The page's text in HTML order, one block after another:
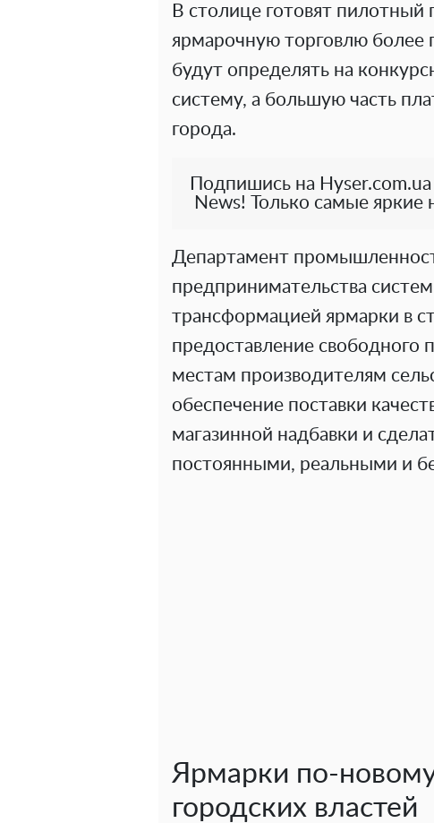
В столице готовят
ярмарочную торговлю более
будут определять на
систему, а большую часть
города.
Подпишись на Hyser.com.ua
News! Только самые яркие
Департамент
предпринимательства
трансформацией ярмарки в
предоставление свободного
местам производителям
обеспечение поставки
магазинной надбавки и
постоянными, реальными и
Ярмарки по-
городских властей